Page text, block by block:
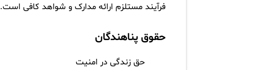
فرآیند مستلزم ارائه مدارک و شواهد کافی است.
حقوق پناهندگان
حق زندگی در امنیت